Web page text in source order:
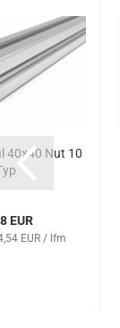
40x40 Nut 10
EUR
EUR / lfm